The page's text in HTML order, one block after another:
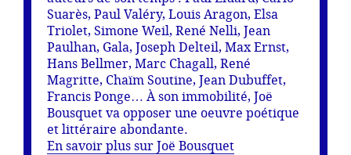
Suarès, Paul Valéry, Louis Aragon, Elsa
Triolet, Simone Weil, René Nelli, Jean
Paulhan, Gala, Joseph Delteil, Max Ernst,
Hans Bellmer, Marc Chagall, René
Magritte, Chaïm Soutine, Jean Dubuffet,
Francis Ponge… À son immobilité, Joë
Bousquet va opposer une oeuvre poétique
et littéraire abondante.
En savoir plus sur Joë Bousquet